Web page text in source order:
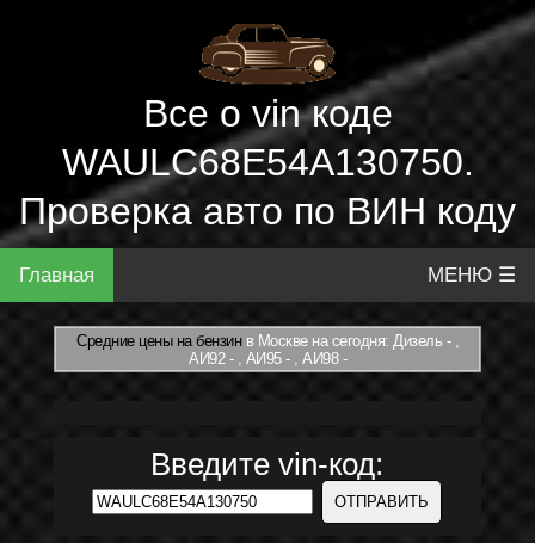
Все о vin коде
WAULC68E54A130750.
Проверка авто по ВИН коду
Главная МЕНЮ ☰
Средние цены на бензинв Москве на сегодня: Дизель - ,
АИ92 - , АИ95 - , АИ98 -
Введите vin-код: